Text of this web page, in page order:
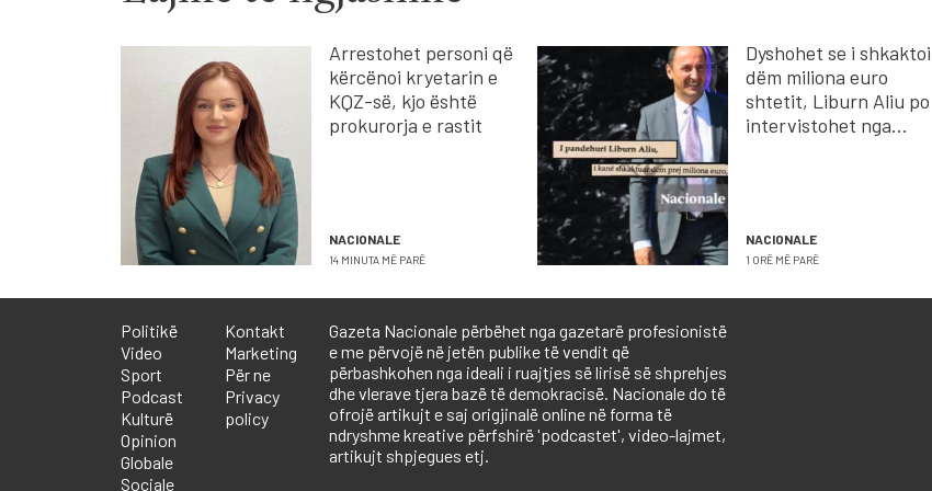
Arrestohet personi që
kërcënoi kryetarin e
KQZ-së, kjo është
prokurorja e rastit
NACIONALE
14 MINUTA MË PARË
Dyshohet se i shkaktoi
dëm miliona euro
shtetit, Liburn Aliu po
intervistohet nga
NACIONALE
1 ORË MË PARË
Politikë
Video
Sport
Podcast
Kulturë
Opinion
Globale
Sociale
Kontakt
Marketing
Për ne
Privacy
policy
Gazeta Nacionale përbëhet nga gazetarë profesionistë
e me përvojë në jetën publike të vendit që
përbashkohen nga ideali i ruajtjes së lirisë së shprehjes
dhe vlerave tjera bazë të demokracisë. Nacionale do të
ofrojë artikujt e saj origjinalë online në forma të
ndryshme kreative përfshirë 'podcastet', video-lajmet,
artikujt shpjegues etj.